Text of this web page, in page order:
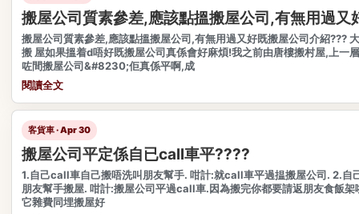
搬屋公司質素參差,應該點搵搬屋公司,有無用過又
搬屋公司質素參差,應該點搵搬屋公司,有無用過又好既搬屋公司介紹???
搬 屋如果搵着d唔好既搬屋公司真係會好麻煩!我之前由唐樓搬村屋,上一
咗間搬屋公司&#8230;佢真係平啊,成
閱讀全文
客貨車 · Apr 30
搬屋公司平定係自已call車平????
1.自己call車自己搬唔洗叫朋友幫手. 咁計:就call車平過揾搬屋公司. 2.自
朋友幫手搬屋. 咁計:搬屋公司平過call車.因為搬完你都要請返朋友食飯
它雜費同埋搬屋好